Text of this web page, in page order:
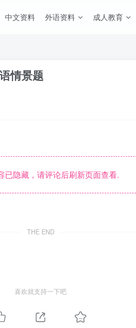
中文资料 外语资料 成人教育
情景题
已隐藏，请评论后刷新页面查看.
THE END
喜欢就支持一下吧